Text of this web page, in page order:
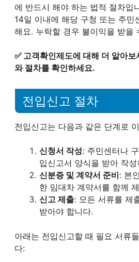
에 반드시 해야 하는 법적 절차입
14일 이내에 해당 구청 또는 주민
해요. 누락할 경우 불이익을 받을
✅ 고객확인제도에 대해 더 알아
와 절차를 확인하세요.
전입신고 절차
전입신고는 다음과 같은 단계로
신청서 작성: 주민센터나
입신고서 양식을 받아 작성
신분증 및 계약서 준비 : 본
한 임대차 계약서를 함께
신고 제출: 모든 서류를 제
받아야 합니다.
아래는 전입신고할 때 필요 서류
다: